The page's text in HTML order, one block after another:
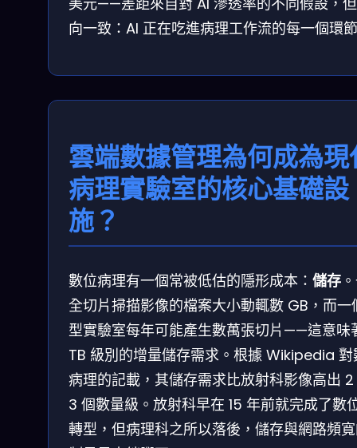
向一致：AI 正在吃進病理工作流的每一個環
雲端數據管理為何成為現
病理實驗室的核心基礎設
施？
數位病理有一個常被低估的隱形成本： 儲存
全切片掃描影像的檔案大小動輒數 GB，而一
型實驗室每年可能產生數萬張切片——這意味
TB 級別的增量儲存需求。根據 Wikipedia 對
病理的記載，其儲存需求比放射科影像高出
3 個數量級。放射科早在 15 年前就完成了數
轉型，但病理科之所以落後，儲存與網路頻